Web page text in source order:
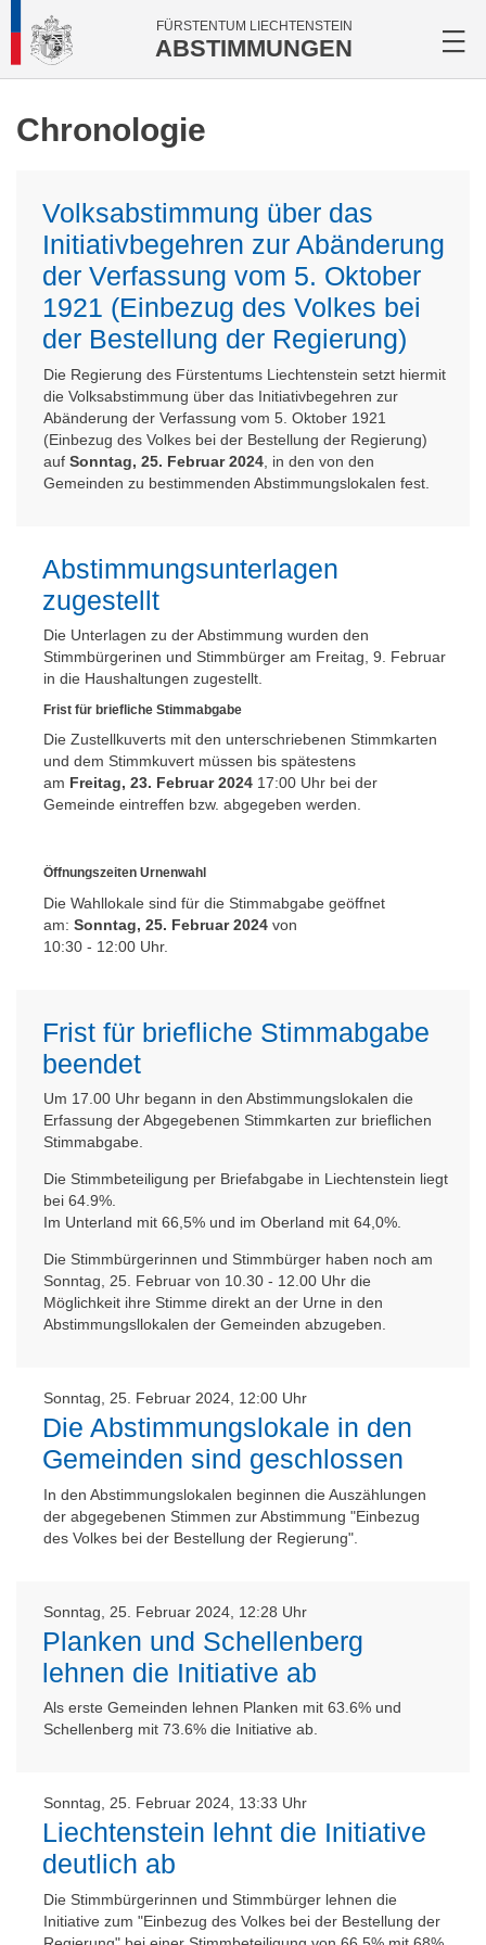
FÜRSTENTUM LIECHTENSTEIN
ABSTIMMUNGEN
Chronologie
Volksabstimmung über das
Initiativbegehren zur Abänderung
der Verfassung vom 5. Oktober
1921 (Einbezug des Volkes bei
der Bestellung der Regierung)
Die Regierung des Fürstentums Liechtenstein setzt hiermit
die Volksabstimmung über das Initiativbegehren zur
Abänderung der Verfassung vom 5. Oktober 1921
(Einbezug des Volkes bei der Bestellung der Regierung)
auf Sonntag, 25. Februar 2024 , in den von den
Gemeinden zu bestimmenden Abstimmungslokalen fest.
Abstimmungsunterlagen
zugestellt
Die Unterlagen zu der Abstimmung wurden den
Stimmbürgerinen und Stimmbürger am Freitag, 9. Februar
in die Haushaltungen zugestellt.
Frist für briefliche Stimmabgabe
Die Zustellkuverts mit den unterschriebenen Stimmkarten
und dem Stimmkuvert müssen bis spätestens
am Freitag, 23. Februar 2024 17:00 Uhr bei der
Gemeinde eintreffen bzw. abgegeben werden.
Öffnungszeiten Urnenwahl
Die Wahllokale sind für die Stimmabgabe geöffnet
am: Sonntag, 25. Februar 2024 von
10:30 - 12:00 Uhr.
Frist für briefliche Stimmabgabe
beendet
Um 17.00 Uhr begann in den Abstimmungslokalen die
Erfassung der Abgegebenen Stimmkarten zur brieflichen
Stimmabgabe.
Die Stimmbeteiligung per Briefabgabe in Liechtenstein liegt
bei 64.9%.
Im Unterland mit 66,5% und im Oberland mit 64,0%.
Die Stimmbürgerinnen und Stimmbürger haben noch am
Sonntag, 25. Februar von 10.30 - 12.00 Uhr die
Möglichkeit ihre Stimme direkt an der Urne in den
Abstimmungsllokalen der Gemeinden abzugeben.
Sonntag, 25. Februar 2024, 12:00 Uhr
Die Abstimmungslokale in den
Gemeinden sind geschlossen
In den Abstimmungslokalen beginnen die Auszählungen
der abgegebenen Stimmen zur Abstimmung "Einbezug
des Volkes bei der Bestellung der Regierung".
Sonntag, 25. Februar 2024, 12:28 Uhr
Planken und Schellenberg
lehnen die Initiative ab
Als erste Gemeinden lehnen Planken mit 63.6% und
Schellenberg mit 73.6% die Initiative ab.
Sonntag, 25. Februar 2024, 13:33 Uhr
Liechtenstein lehnt die Initiative
deutlich ab
Die Stimmbürgerinnen und Stimmbürger lehnen die
Initiative zum "Einbezug des Volkes bei der Bestellung der